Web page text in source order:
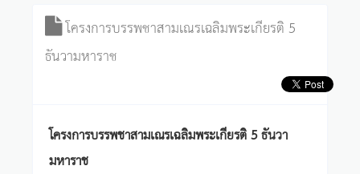
โครงการบรรพชาสามเณรเฉลิมพระเกียรติ 5
ธันวามหาราช
โครงการบรรพชาสามเณรเฉลิมพระเกียรติ 5 ธันวา
มหาราช